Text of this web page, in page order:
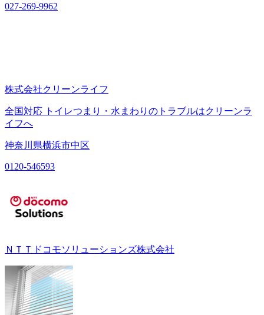
027-269-9962
株式会社クリーンライフ
全国対応 トイレつまり・水まわりのトラブルはクリーンラ
イフへ
神奈川県横浜市中区
0120-546593
ＮＴＴドコモソリューションズ株式会社